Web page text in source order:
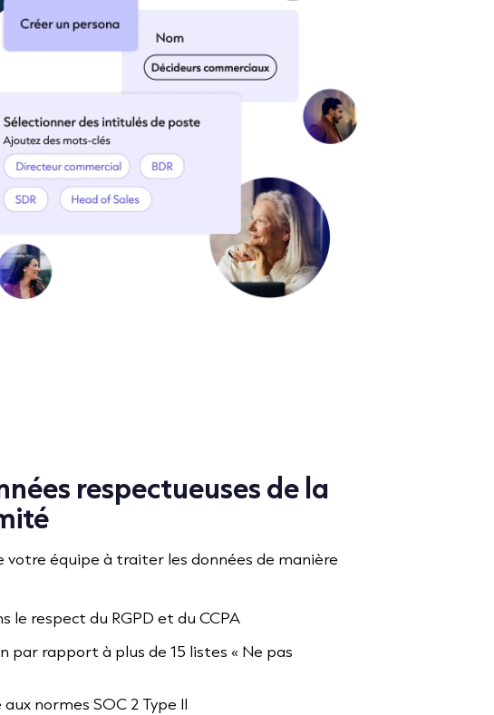
respectueuses de la
votre équipe à traiter les données de manière
le respect du RGPD et du CCPA
par rapport à plus de 15 listes « Ne pas
normes SOC 2 Type II